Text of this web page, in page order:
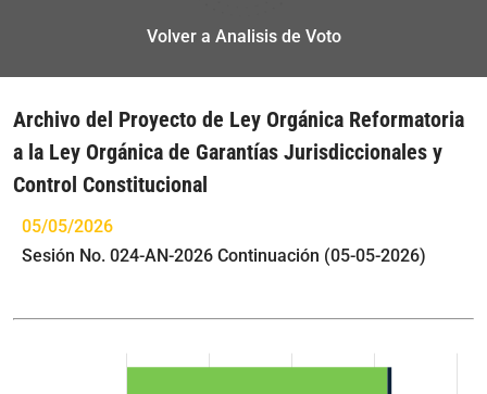
Volver a Analisis de Voto
Archivo del Proyecto de Ley Orgánica Reformatoria
a la Ley Orgánica de Garantías Jurisdiccionales y
Control Constitucional
05/05/2026
Sesión No. 024-AN-2026 Continuación (05-05-2026)